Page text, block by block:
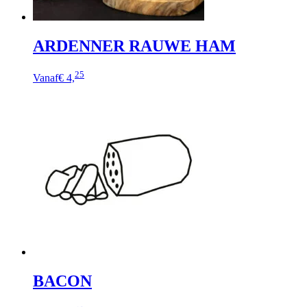
ARDENNER RAUWE HAM
Vanaf€ 4,25
kan
gekozen
worden
op
BACON